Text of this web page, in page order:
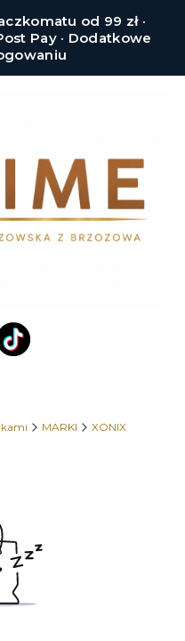
od 99 zł ·
Pay · Dodatkowe
MARKI XONIX